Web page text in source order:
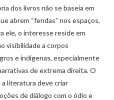
dos livros não se baseia em
abrem “fendas” nos espaços,
ele, o interesse reside em
visibilidade a corpos
e indígenas, especialmente
de extrema direita. O
literatura deve criar
de diálogo com o ódio e